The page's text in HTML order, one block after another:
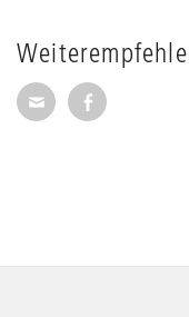
Seite per E-
Seite auf